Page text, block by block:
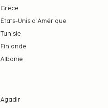
Grèce
États-Unis d'Amérique
Tunisie
Finlande
Albanie
Agadir